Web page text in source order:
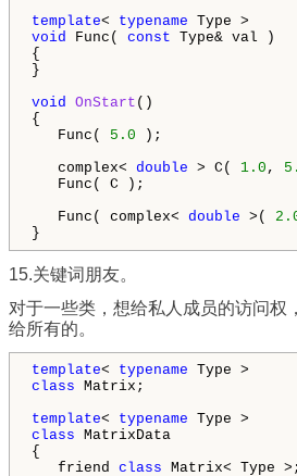
template< typename
void
Func( const Type& val )
{
}
void
OnStart ()
{
Func( 5.0 );
complex< double > C( 1.0 ,
Func( C );
Func( complex< double >(
15.关键词朋友。
对于一些类，想给私人成员的访问权
给所有的。
template< typename
class Matrix;
template< typename
class MatrixData
{
friend class Matrix< Type >;